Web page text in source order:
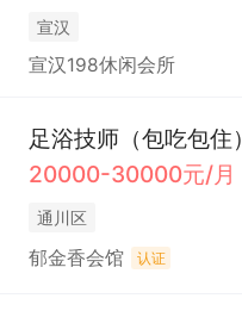
宣汉
宣汉198休闲会所
足浴技师（包吃包住）
20000-30000元/月
通川区
郁金香会馆 认证